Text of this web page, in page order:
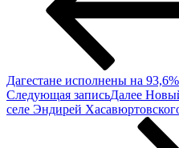
Дагестане исполнены на 93,6%
Следующая записьДалее
селе Эндирей